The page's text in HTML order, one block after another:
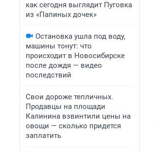
как сегодня выглядит Пуговка
из «Папиных дочек»
Остановка ушла под воду,
машины тонут: что
происходит в Новосибирске
после дождя — видео
последствий
Свои дороже тепличных.
Продавцы на площади
Калинина взвинтили цены на
овощи — сколько придется
заплатить